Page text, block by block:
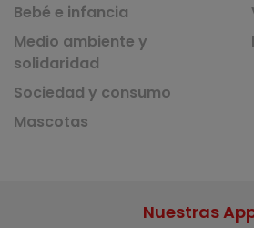
Bebé e infancia
Medio ambiente y
solidaridad
Sociedad y consumo
Mascotas
Nuestras